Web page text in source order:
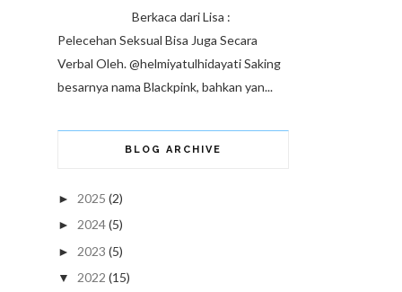
Berkaca dari Lisa :
Pelecehan Seksual Bisa Juga Secara
Verbal Oleh. @helmiyatulhidayati Saking
besarnya nama Blackpink, bahkan yan...
BLOG ARCHIVE
► 2025 (2)
► 2024(5)
► 2023 (5)
▼ 2022 (15)